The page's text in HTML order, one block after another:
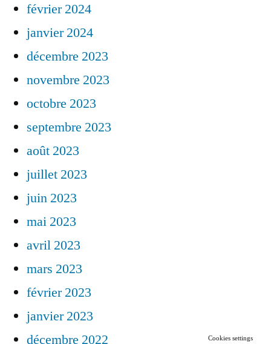
février 2024
janvier 2024
décembre 2023
novembre 2023
octobre 2023
septembre 2023
août 2023
juillet 2023
juin 2023
mai 2023
avril 2023
mars 2023
février 2023
janvier 2023
décembre 2022
Cookies settings